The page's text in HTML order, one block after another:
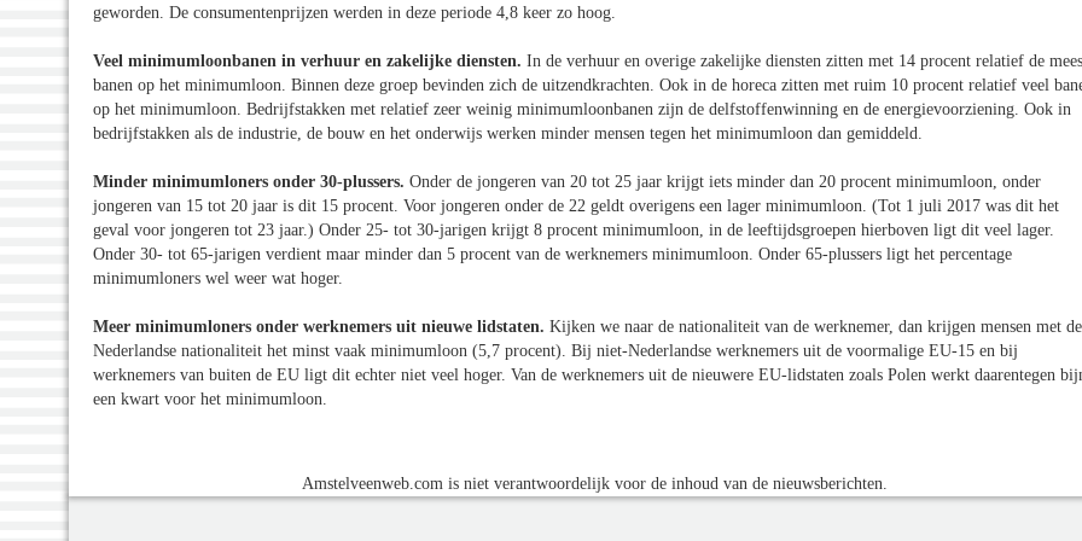
geworden. De consumentenprijzen werden in deze periode 4,8 keer zo hoog.
Veel minimumloonbanen in verhuur en zakelijke diensten. In de verhuur en overige zakelijke diensten zitten met 14 procent relatief de
banen op het minimumloon. Binnen deze groep bevinden zich de uitzendkrachten. Ook in de horeca zitten met ruim 10 procent relatief veel
op het minimumloon. Bedrijfstakken met relatief zeer weinig minimumloonbanen zijn de delfstoffenwinning en de energievoorziening. Ook in
bedrijfstakken als de industrie, de bouw en het onderwijs werken minder mensen tegen het minimumloon dan gemiddeld.
Minder minimumloners onder 30-plussers. Onder de jongeren van 20 tot 25 jaar krijgt iets minder dan 20 procent minimumloon, onder
jongeren van 15 tot 20 jaar is dit 15 procent. Voor jongeren onder de 22 geldt overigens een lager minimumloon. (Tot 1 juli 2017 was dit het
geval voor jongeren tot 23 jaar.) Onder 25- tot 30-jarigen krijgt 8 procent minimumloon, in de leeftijdsgroepen hierboven ligt dit veel lager.
Onder 30- tot 65-jarigen verdient maar minder dan 5 procent van de werknemers minimumloon. Onder 65-plussers ligt het percentage
minimumloners wel weer wat hoger.
Meer minimumloners onder werknemers uit nieuwe lidstaten. Kijken we naar de nationaliteit van de werknemer, dan krijgen mensen met de
Nederlandse nationaliteit het minst vaak minimumloon (5,7 procent). Bij niet-Nederlandse werknemers uit de voormalige EU-15 en bij
werknemers van buiten de EU ligt dit echter niet veel hoger. Van de werknemers uit de nieuwere EU-lidstaten zoals Polen werkt daarentegen
een kwart voor het minimumloon.
Amstelveenweb.com is niet verantwoordelijk voor de inhoud van de nieuwsberichten.